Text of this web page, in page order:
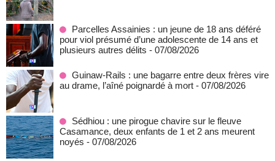
Parcelles Assainies : un jeune de 18 ans déféré
pour viol présumé d’une adolescente de 14 ans et
plusieurs autres délits - 07/08/2026
Guinaw-Rails : une bagarre entre deux frères vire
au drame, l’aîné poignardé à mort - 07/08/2026
Sédhiou : une pirogue chavire sur le fleuve
Casamance, deux enfants de 1 et 2 ans meurent
noyés - 07/08/2026